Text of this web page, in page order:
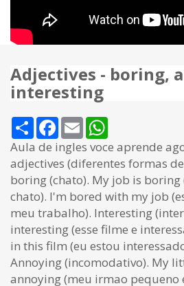
Adjectives - boring,
interesting
Share Facebook
Email
Aula de ingles voce aprende
adjectives (diferentes formas
boring (chato). My job is
chato). I'm bored with my job
meu trabalho). Interesting
interesting (esse filme e
in this film (eu estou
Annoying (incomodativo). My
annoying (meu irmao pequeno